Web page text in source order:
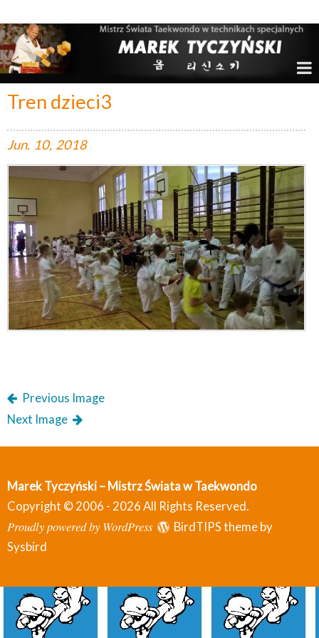
Tren dzieci3
Jun. 10, 2018
Previous Image
Next Image
Marek Tyczyński – Mistrz Świata w Taekwondo
Copyright © 2006 - 2026 All Rights Reserved.
Proudly powered by WordPress
BirdTIPS theme by
Sysbird